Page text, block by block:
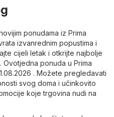
ponudama iz Prima
izvanrednim popustima i
cijeli letak i otkrijte najbolje
ponuda u Prima
. Možete pregledavati
svog doma i učinkovito
koje trgovina nudi na